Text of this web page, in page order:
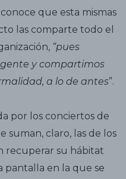
que esta mismas
las comparte todo el
“pues
y compartimos
a lo de antes”.
por los conciertos de
suman, claro, las de los
recuperar su hábitat
pantalla en la que se